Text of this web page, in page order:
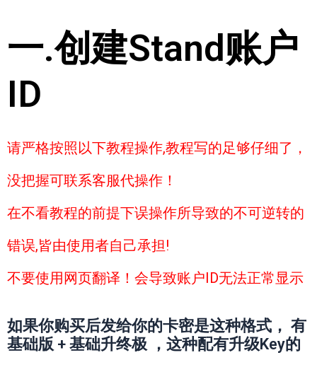
一.创建Stand账户
ID
请严格按照以下教程操作,教程写的足够仔细了，
没把握可联系客服代操作！
在不看教程的前提下误操作所导致的不可逆转的
错误,皆由使用者自己承担!
不要使用网页翻译！会导致账户ID无法正常显示
如果你购买后发给你的卡密是这种格式， 有
基础版 + 基础升终极 ，这种配有升级Key的